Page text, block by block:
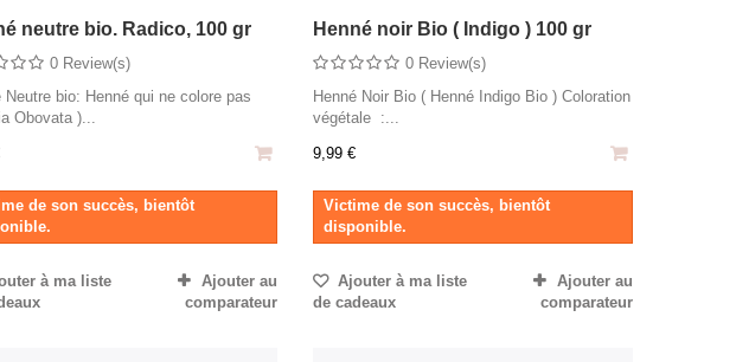
neutre bio. Radico, 100 gr
0 Review(s)
Neutre bio: Henné qui ne colore pas
Obovata )...
de son succès, bientôt
à ma liste
Ajouter au
comparateur
Henné noir Bio ( Indigo ) 100 gr
0 Review(s)
Henné Noir Bio ( Henné Indigo Bio ) Coloration
végétale :...
9,99 €
Victime de son succès, bientôt
disponible.
Ajouter à ma liste
de cadeaux
Ajouter au
comparateur